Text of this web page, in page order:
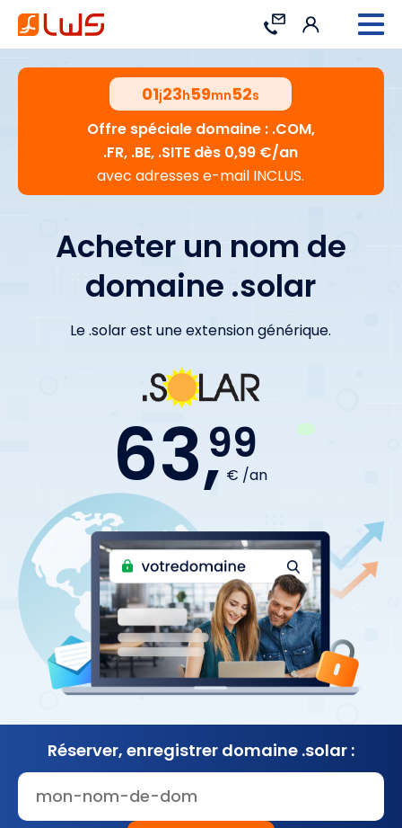
Contact Connexion
01j23h59mn51s
Offre spéciale domaine : .COM,
.FR, .BE, .SITE dès 0,99 €/an
avec adresses e-mail INCLUS.
Acheter un nom de
domaine .solar
Le .solar est une extension générique.
63,99
€ /an
Réserver, enregistrer domaine .solar :